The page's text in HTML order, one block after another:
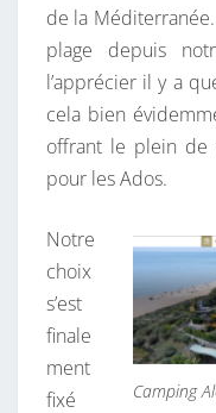
de la
plage depuis
l’apprécier il y a
cela bien
offrant le plein de
pour les Ados.
Camping
Notre
choix
s’est
finale
ment
fixé